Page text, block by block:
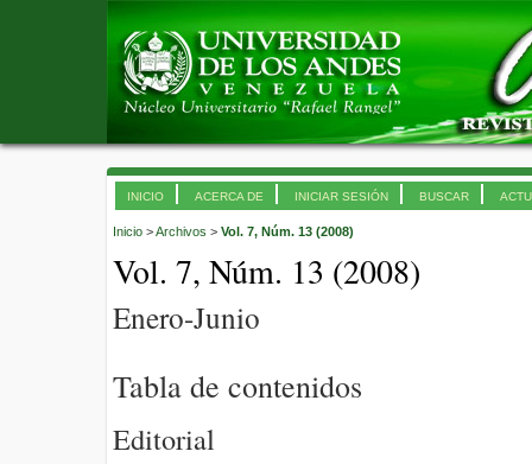
INICIO ACERCA DE INICIAR SESIÓN BUSCAR
Inicio >Archivos > Vol. 7, Núm. 13 (2008)
Vol. 7, Núm. 13 (2008)
Enero-Junio
Tabla de contenidos
Editorial